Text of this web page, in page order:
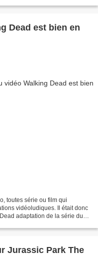
Dead est bien en
toutes série ou film qui
vidéoludiques. Il était donc
adaptation de la série du
Jurassic Park The